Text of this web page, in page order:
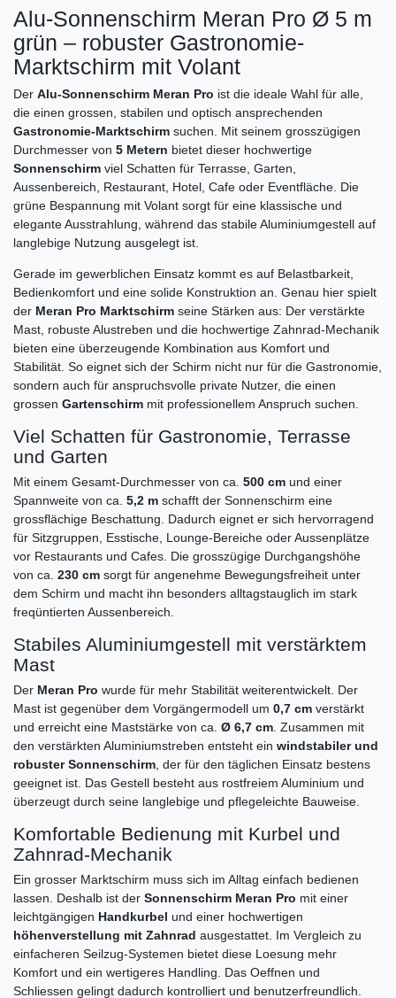
Alu-Sonnenschirm Meran Pro Ø 5 m
grün – robuster Gastronomie-
Marktschirm mit Volant
Der Alu-Sonnenschirm Meran Pro ist die ideale Wahl für alle,
die einen grossen, stabilen und optisch ansprechenden
Gastronomie-Marktschirm suchen. Mit seinem grosszügigen
Durchmesser von 5 Metern bietet dieser hochwertige
Sonnenschirm viel Schatten für Terrasse, Garten,
Aussenbereich, Restaurant, Hotel, Cafe oder Eventfläche. Die
grüne Bespannung mit Volant sorgt für eine klassische und
elegante Ausstrahlung, während das stabile Aluminiumgestell auf
langlebige Nutzung ausgelegt ist.
Gerade im gewerblichen Einsatz kommt es auf Belastbarkeit,
Bedienkomfort und eine solide Konstruktion an. Genau hier spielt
der Meran Pro Marktschirm seine Stärken aus: Der verstärkte
Mast, robuste Alustreben und die hochwertige Zahnrad-Mechanik
bieten eine überzeugende Kombination aus Komfort und
Stabilität. So eignet sich der Schirm nicht nur für die Gastronomie,
sondern auch für anspruchsvolle private Nutzer, die einen
grossen Gartenschirm mit professionellem Anspruch suchen.
Viel Schatten für Gastronomie, Terrasse
und Garten
Mit einem Gesamt-Durchmesser von ca. 500 cm und einer
Spannweite von ca. 5,2 m schafft der Sonnenschirm eine
grossflächige Beschattung. Dadurch eignet er sich hervorragend
für Sitzgruppen, Esstische, Lounge-Bereiche oder Aussenplätze
vor Restaurants und Cafes. Die grosszügige Durchgangshöhe
von ca. 230 cm sorgt für angenehme Bewegungsfreiheit unter
dem Schirm und macht ihn besonders alltagstauglich im stark
freqüntierten Aussenbereich.
Stabiles Aluminiumgestell mit verstärktem
Mast
Der Meran Pro wurde für mehr Stabilität weiterentwickelt. Der
Mast ist gegenüber dem Vorgängermodell um 0,7 cm verstärkt
und erreicht eine Maststärke von ca. Ø 6,7 cm . Zusammen mit
den verstärkten Aluminiumstreben entsteht ein windstabiler und
robuster Sonnenschirm , der für den täglichen Einsatz bestens
geeignet ist. Das Gestell besteht aus rostfreiem Aluminium und
überzeugt durch seine langlebige und pflegeleichte Bauweise.
Komfortable Bedienung mit Kurbel und
Zahnrad-Mechanik
Ein grosser Marktschirm muss sich im Alltag einfach bedienen
lassen. Deshalb ist der Sonnenschirm Meran Pro mit einer
leichtgängigen Handkurbel und einer hochwertigen
höhenverstellung mit Zahnrad ausgestattet. Im Vergleich zu
einfacheren Seilzug-Systemen bietet diese Loesung mehr
Komfort und ein wertigeres Handling. Das Oeffnen und
Schliessen gelingt dadurch kontrolliert und benutzerfreundlich.